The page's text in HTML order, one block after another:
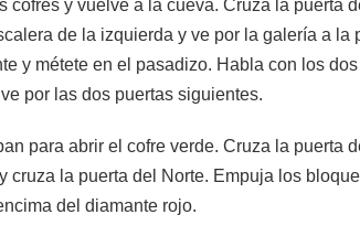
y vuelve a la cueva. Cruza la puerta
de la izquierda y ve por la galería a la
y métete en el pasadizo. Habla con los
por las dos puertas siguientes.
para abrir el cofre verde. Cruza la puerta
la puerta del Norte. Empuja los
del diamante rojo.